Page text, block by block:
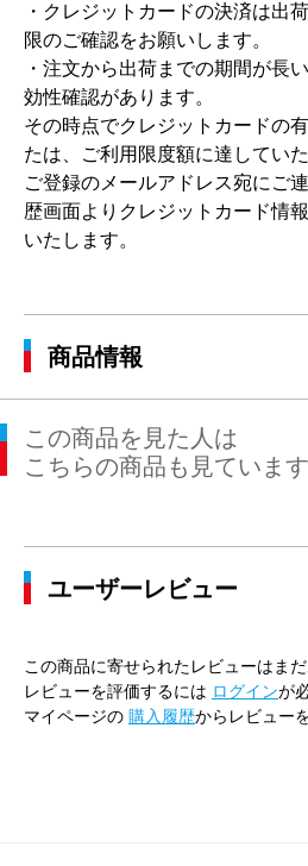
・クレジットカードの決済は出
限のご確認をお願いします。
・注文から出荷までの期間が長
効性確認があります。
その時点でクレジットカードの
たは、ご利用限度額に達していた
ご登録のメールアドレス宛にご
歴画面よりクレジットカード情
いたします。
商品情報
この商品を見た人は
こちらの商品も見ています
ユーザーレビュー
この商品に寄せられたレビューはまだ
レビューを評価するには ログインが
マイページの 購入履歴からレビュー